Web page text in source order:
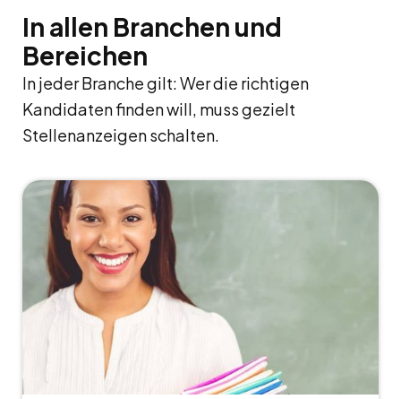
In allen Branchen und
Bereichen
In jeder Branche gilt: Wer die richtigen
Kandidaten finden will, muss gezielt
Stellenanzeigen schalten.